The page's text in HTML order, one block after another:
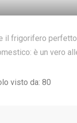
il frigorifero
è un vero
visto da: 80